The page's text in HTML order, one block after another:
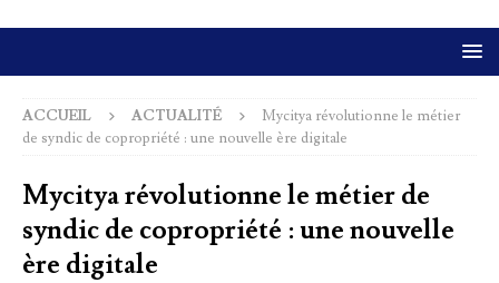
ACCUEIL ACTUALITÉ
Mycitya révolutionne le métier
de syndic de copropriété : une nouvelle ère digitale
Mycitya révolutionne le métier de
syndic de copropriété : une nouvelle
ère digitale